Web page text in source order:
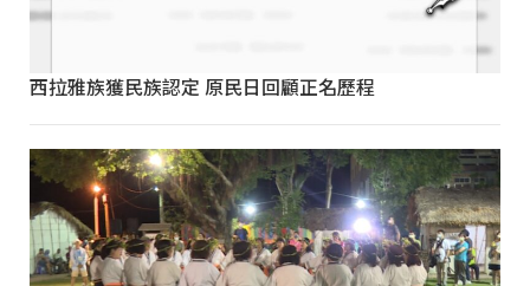
西拉雅族獲民族認定 原民日回顧正名歷程